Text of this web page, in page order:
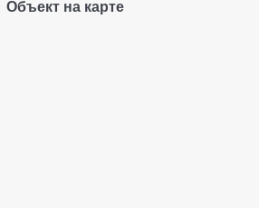
Объект на карте